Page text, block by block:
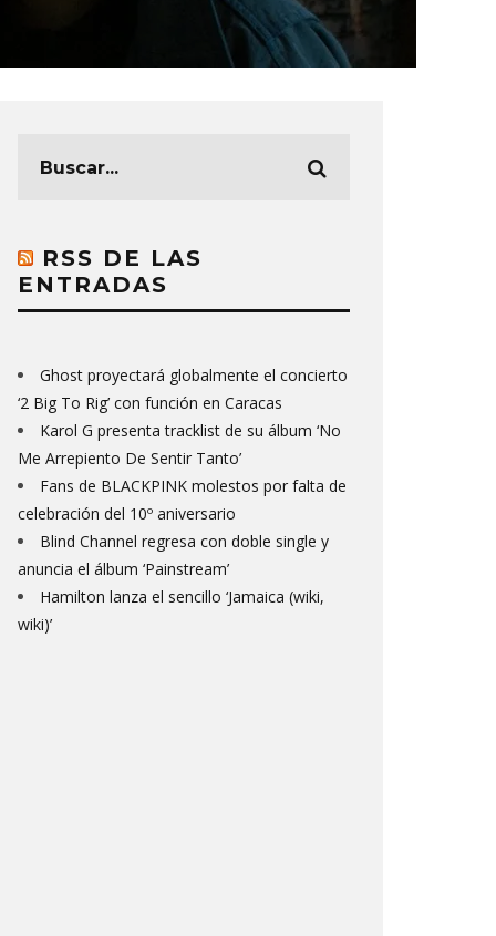
RSS DE LAS
ENTRADAS
Ghost proyectará globalmente el concierto
‘2 Big To Rig’ con función en Caracas
Karol G presenta tracklist de su álbum ‘No
Me Arrepiento De Sentir Tanto’
Fans de BLACKPINK molestos por falta de
celebración del 10º aniversario
Blind Channel regresa con doble single y
anuncia el álbum ‘Painstream’
Hamilton lanza el sencillo ‘Jamaica (wiki,
wiki)’